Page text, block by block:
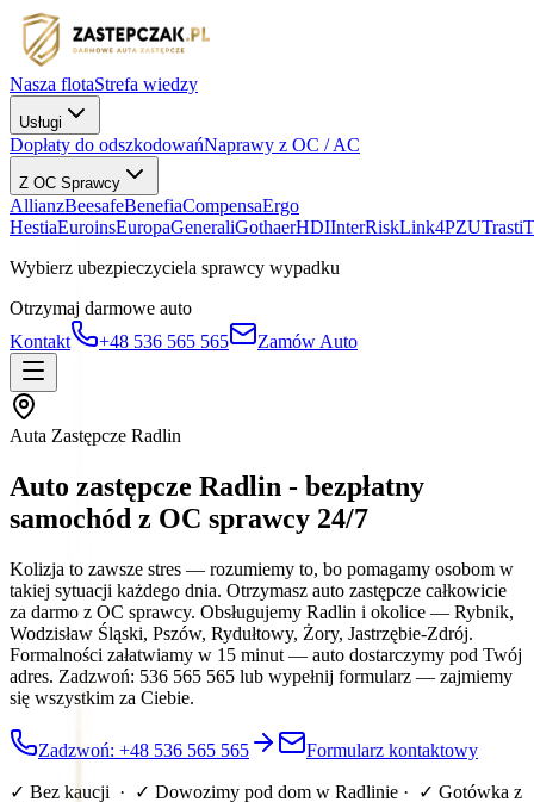
Nasza flotaStrefa wiedzy
Usługi
Dopłaty do odszkodowańNaprawy z OC / AC
Z OC Sprawcy
AllianzBeesafeBenefiaCompensaErgo
HestiaEuroinsEuropaGeneraliGothaerHDIInterRiskLink4PZUTrasti
Wybierz ubezpieczyciela sprawcy wypadku
Otrzymaj darmowe auto
Kontakt
+48 536 565 565 Zamów Auto
Auta Zastępcze Radlin
Auto zastępcze Radlin - bezpłatny
samochód z OC sprawcy 24/7
Kolizja to zawsze stres — rozumiemy to, bo pomagamy osobom w
takiej sytuacji każdego dnia. Otrzymasz auto zastępcze całkowicie
za darmo z OC sprawcy. Obsługujemy Radlin i okolice — Rybnik,
Wodzisław Śląski, Pszów, Rydułtowy, Żory, Jastrzębie-Zdrój.
Formalności załatwiamy w 15 minut — auto dostarczymy pod Twój
adres. Zadzwoń: 536 565 565 lub wypełnij formularz — zajmiemy
się wszystkim za Ciebie.
Zadzwoń: +48 536 565 565 Formularz kontaktowy
✓ Bez kaucji · ✓ Dowozimy pod dom w Radlinie · ✓ Gotówka z